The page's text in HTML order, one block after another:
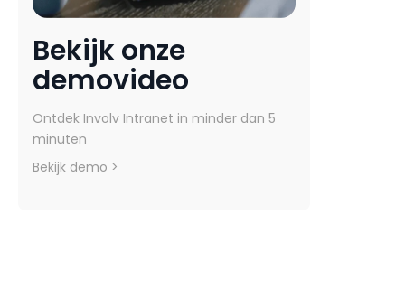
Bekijk onze
demovideo
Ontdek Involv Intranet in minder dan 5
minuten
Bekijk demo >